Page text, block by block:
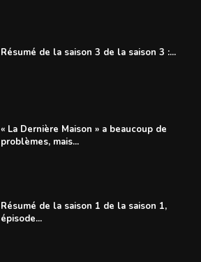
Résumé de la saison 3 de la saison 3 :...
« La Dernière Maison » a beaucoup de
problèmes, mais...
Résumé de la saison 1 de la saison 1,
épisode...